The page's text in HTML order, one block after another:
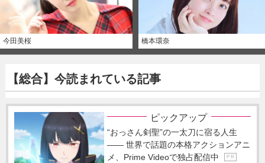
今田美桜 橋本環奈
【総合】今読まれている記事
ピックアップ
“おっさん剣聖”の一太刀に宿る人生
―― 世界で話題の本格アクションアニ
メ、Prime Videoで独占配信中
P R